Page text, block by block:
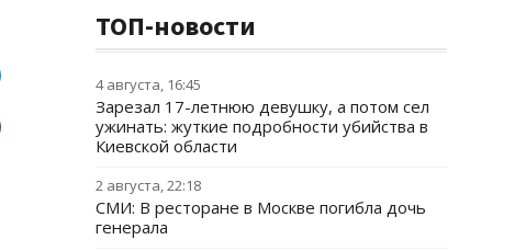
ТОП-новости
4 августа, 16:45
Зарезал 17-летнюю девушку, а потом сел
ужинать: жуткие подробности убийства в
Киевской области
2 августа, 22:18
СМИ: В ресторане в Москве погибла дочь
генерала